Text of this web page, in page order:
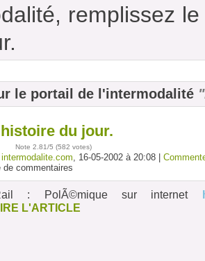
remplissez
le portail de l'intermodalité
du jour.
Note 2.81/5 (582 votes)
intermodalite.com, 16-05-2002 à 20:08 |
: PolÃ©mique sur internet
L'ARTICLE